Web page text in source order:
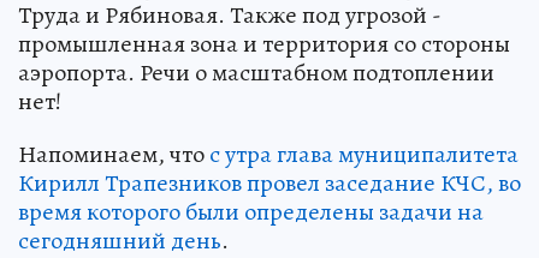
Труда и Рябиновая. Также под угрозой -
промышленная зона и территория со стороны
аэропорта. Речи о масштабном подтоплении
нет!
Напоминаем, чтос утра глава муниципалитета
Кирилл Трапезников провел заседание КЧС, во
время которого были определены задачи на
сегодняшний день.